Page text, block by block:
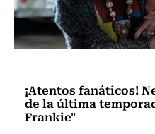
¡Atentos fanáticos!
de la última
Frankie"